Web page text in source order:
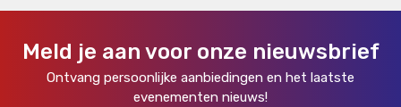
Meld je aan voor onze nieuwsbrief
Ontvang persoonlijke aanbiedingen en het laatste
evenementen nieuws!